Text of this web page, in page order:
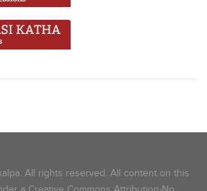
All rights reserved. All content on this